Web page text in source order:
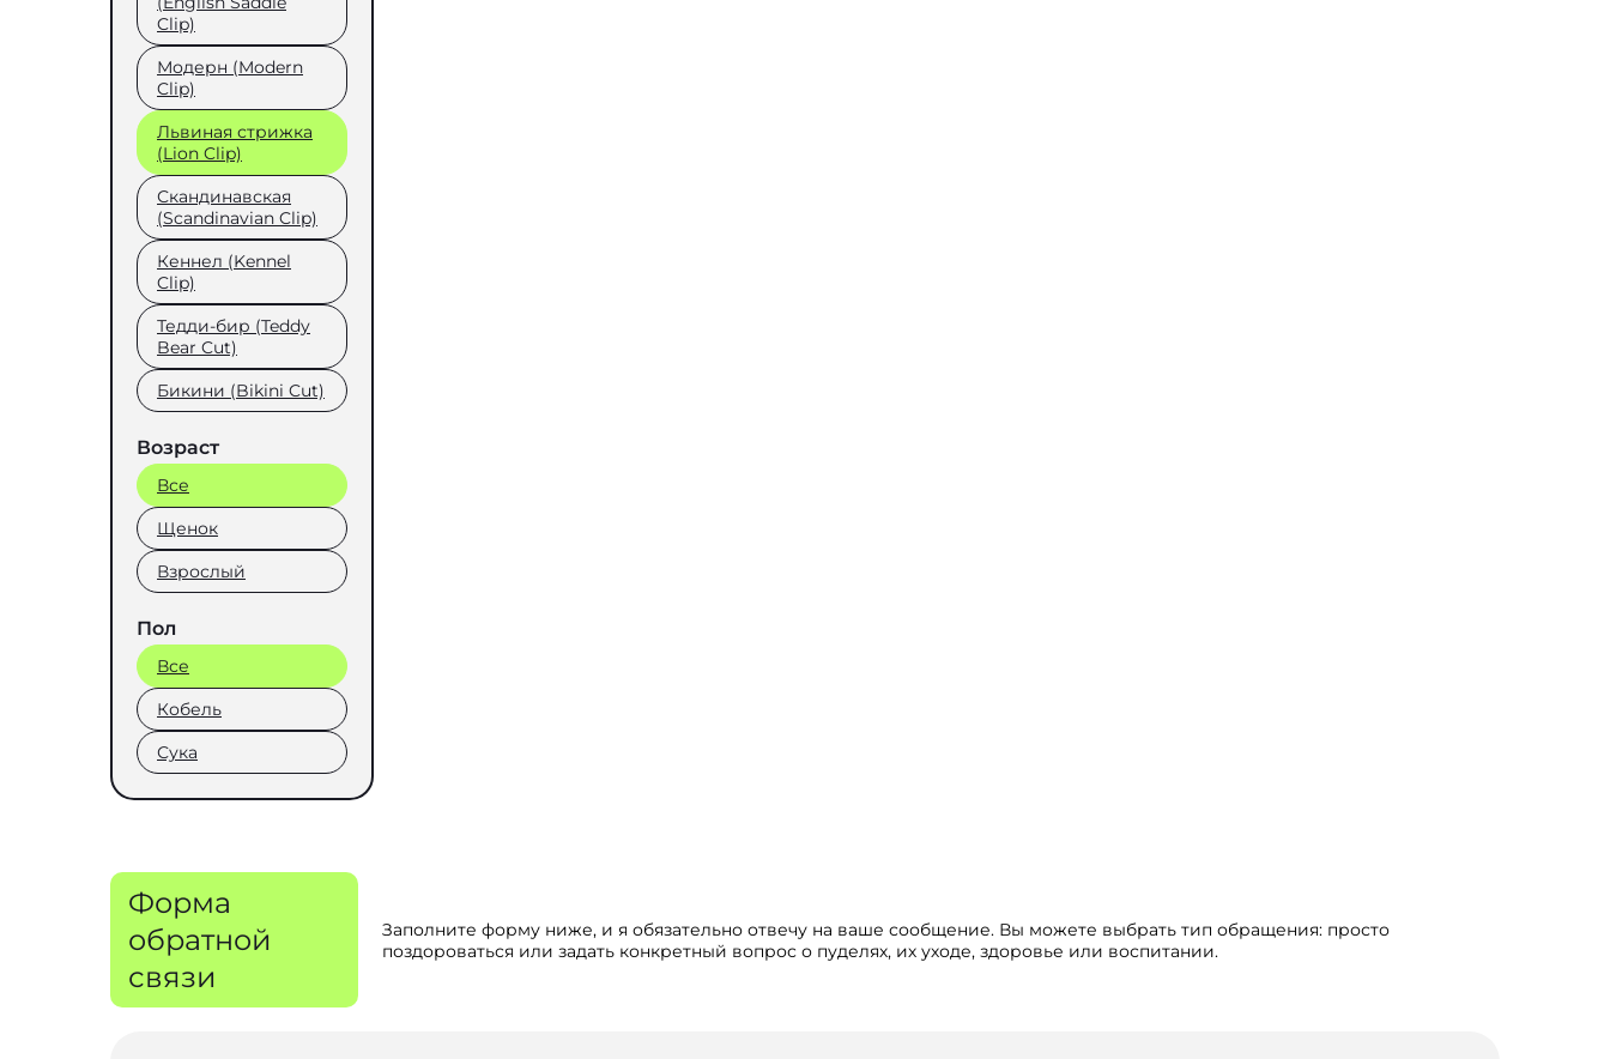
Clip)
Модерн (Modern
Clip)
Львиная стрижка
(Lion Clip)
Скандинавская
(Scandinavian Clip)
Кеннел (Kennel
Clip)
Тедди-бир (Teddy
Bear Cut)
Бикини (Bikini Cut)
Возраст
Все
Щенок
Взрослый
Пол
Все
Кобель
Сука
Форма
обратной
связи
Заполните форму ниже, и я обязательно отвечу на ваше сообщение. Вы можете выбрать тип обращения: просто
поздороваться или задать конкретный вопрос о пуделях, их уходе, здоровье или воспитании.